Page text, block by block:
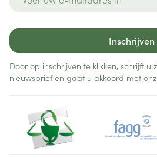
Inschrijven
Door op inschrijven te klikken, schrijft u
nieuwsbrief en gaat u akkoord met